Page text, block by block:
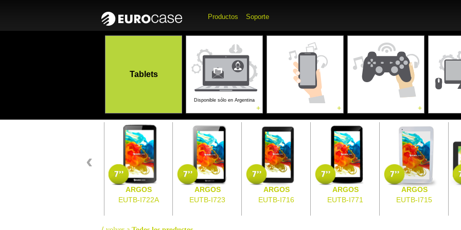
Productos Soporte
Tablets
Computadoras
Disponible sólo en Argentina
+
Accesorios para
Móviles
+
Accesorios para
Gaming
+
Accesorios para
Pc, portátiles & TV
ARGOS
EUTB-I722A
ARGOS
EUTB-I723
ARGOS
EUTB-I716
ARGOS
EUTB-I771
ARGOS
EUTB-I715
‹